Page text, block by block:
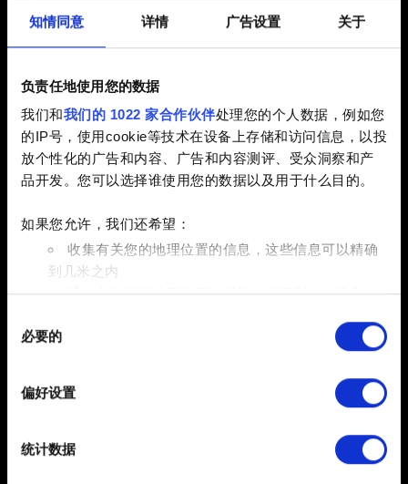
知情同意 详情 广告设置 关于
负责任地使用您的数据
我们和我们的 1022 家合作伙伴处理您的个人数据，例如您
的IP号，使用cookie等技术在设备上存储和访问信息，以投
放个性化的广告和内容、广告和内容测评、受众洞察和产
品开发。您可以选择谁使用您的数据以及用于什么目的。
如果您允许，我们还希望：
收集有关您的地理位置的信息，这些信息可以精确
到几米之内
通过主动扫描特定特征（指纹）来识别您的设备
查找有关您的个人数据如何处理的更多信息，
并设置您的首选项。您可随时从Cookie声明中更改或撤回
部分需要使用 Cookies 的是为了让网站功能可用，而另一
馈，以便网站将更好地服务于您。例如帮助我们在社交媒
必要的
偏好设置
统计数据
2.31 (最新) 2.3
1.63
其他
电子邮件（请不要输入错别字！）
问题的简短描述
0/20
添加文件
您可以在报告中附带文件。比如图形问题的截图。限制大小：